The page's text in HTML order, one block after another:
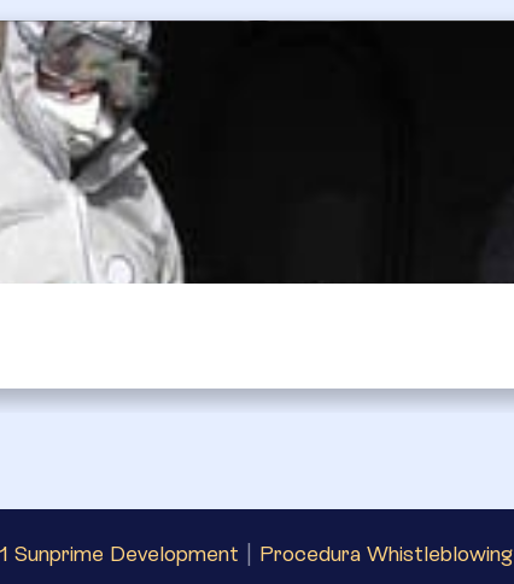
Sunprime Development | Procedura Whistleblowing